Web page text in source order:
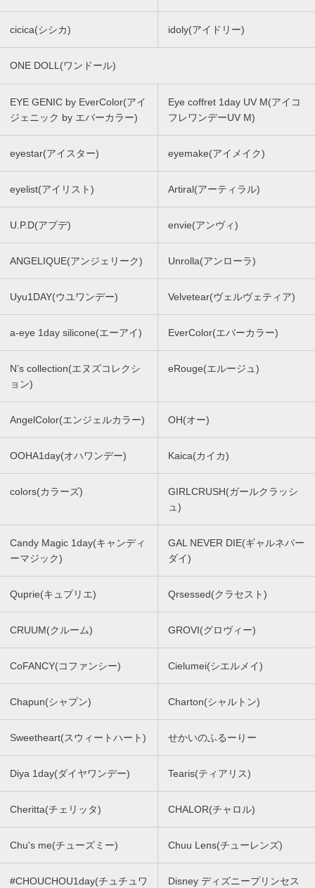
cicica(シシカ) idoly(アイドリー)
ONE DOLL(ワンドール)
EYE GENIC by EverColor(アイ
ジェニック by エバーカラー)
Eye coffret 1day UV M(アイコ
フレワンデーUV M)
eyestar(アイスター) eyemake(アイメイク)
eyelist(アイリスト) Artiral(アーティラル)
U.P.D(アプデ) envie(アンヴィ)
ANGELIQUE(アンジェリーク) Unrolla(アンローラ)
Uyu1DAY(ウユワンデー) Velvetear(ヴェルヴェティア)
a-eye 1day silicone(エーアイ) EverColor(エバーカラー)
N’s collection(エヌズコレクシ
ョン)
eRouge(エルージュ)
AngelColor(エンジェルカラー) OH(オー)
OOHA1day(オハワンデー) Kaica(カイカ)
colors(カラーズ)
GIRLCRUSH(ガールクラッシ
ュ)
Candy Magic 1day(キャンディ
ーマジック)
GAL NEVER DIE(ギャルネバー
ダイ)
Quprie(キュプリエ) Qrsessed(クラセスト)
CRUUM(クルーム) GROVI(グロヴィー)
CoFANCY(コファンシー) Cielumei(シエルメイ)
Chapun(シャプン) Charton(シャルトン)
Sweetheart(スウィートハート) せかいのふるーりー
Diya 1day(ダイヤワンデー) Tearis(ティアリス)
Cheritta(チェリッタ) CHALOR(チャロル)
Chu's me(チューズミー) Chuu Lens(チューレンズ)
#CHOUCHOU1day(チュチュワ
Disney ディズニープリンセス